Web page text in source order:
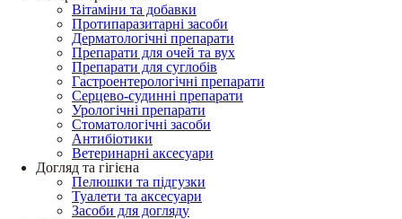
Вітаміни та добавки
Протипаразитарні засоби
Дерматологічні препарати
Препарати для очей та вух
Препарати для суглобів
Гастроентерологічні препарати
Серцево-судинні препарати
Урологічні препарати
Стоматологічні засоби
Антибіотики
Ветеринарні аксесуари
Догляд та гігієна
Пелюшки та підгузки
Туалети та аксесуари
Засоби для догляду